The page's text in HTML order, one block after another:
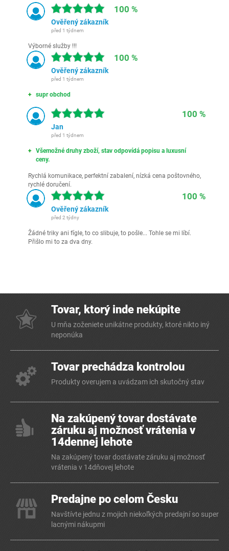
100 %
Ověřený zákazník
před 1 týdnem
Výborné služby !!!
100 %
Ověřený zákazník
před 1 týdnem
supr obchod
100 %
Jan
před 1 týdnem
Všemožné druhy zboží, stav odpovídá popisu a luxusní
ceny.
Rychlá komunikace, perfektní zabalení, nízká cena poštovného,
rychlé doručení.
100 %
Ověřený zákazník
před 2 týdny
Žádné triky ani fígle, to co slibuje, to pošle... Tohle se mi líbí.
Přišlo mi to za dva dny.
Tovar, ktorý inde nekúpite
U mňa zoženiete unikátne produkty, ktoré nikto iný
neponúka
Tovar prechádza kontrolou
Produkty overujem a uvádzam ich skutočný stav
Na zakúpený tovar dostávate
záruku aj možnosť vrátenia v
14dennej lehote
Na zakúpený tovar dostávate záruku aj možnosť
vrátenia v 14dňovej lehote
Predajne po celom Česku
Navštívte jednu z mojich niekoľkých predajní so super
lacnými nákupmi